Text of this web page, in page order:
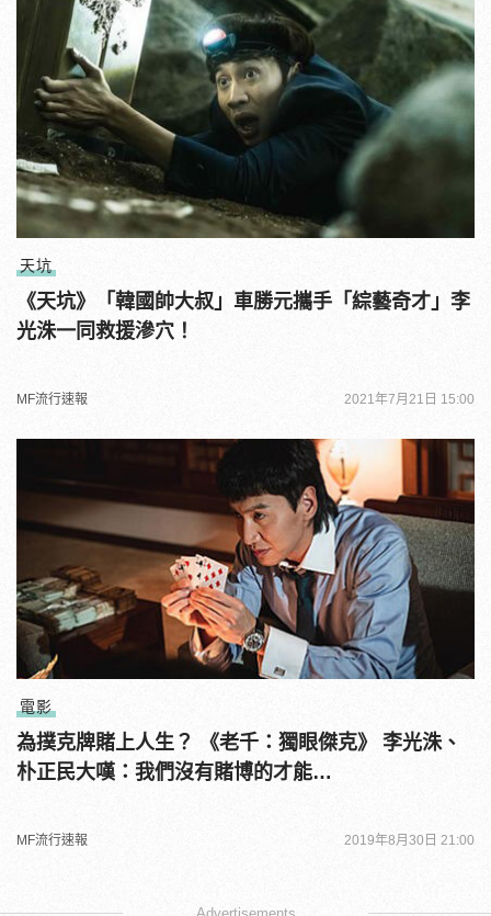
天坑
《天坑》「韓國帥大叔」車勝元攜手「綜藝奇才」李
光洙一同救援滲穴！
MF流行速報 2021年7月21日 15:00
電影
為撲克牌賭上人生？ 《老千：獨眼傑克》 李光洙、
朴正民大嘆：我們沒有賭博的才能…
MF流行速報 2019年8月30日 21:00